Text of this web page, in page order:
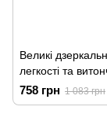
Великі
легкості та
758 грн 1 083 грн